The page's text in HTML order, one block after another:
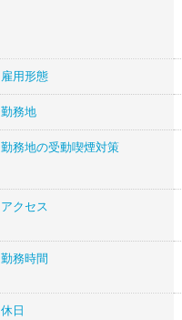
雇用形態
勤務地
勤務地の受動喫煙対策
アクセス
勤務時間
休日